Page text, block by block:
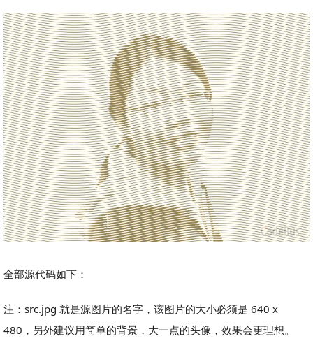
全部源代码如下：
注：src.jpg 就是源图片的名字，该图片的大小必须是 640 x
480，另外建议用简单的背景，大一点的头像，效果会更理想。